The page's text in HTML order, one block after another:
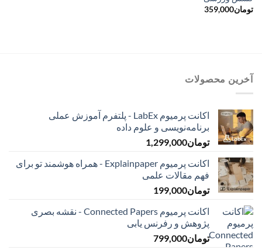
تومان359,000
آخرین محصولات
اکانت پرمیوم LabEx - پلتفرم آموزش عملی
برنامه‌نویسی و علوم داده
تومان1,299,000
اکانت پرمیوم Explainpaper - همراه هوشمند تو برای
فهم مقالات علمی
تومان199,000
اکانت پرمیوم Connected Papers - نقشه بصری
پژوهش و رفرنس یابی
تومان799,000